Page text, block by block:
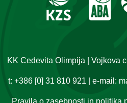
KK Cedevita Olimpija | Vojkova
t: +386 [0] 31 810 921 | e-mail:
Pravila o zasebnosti in politika